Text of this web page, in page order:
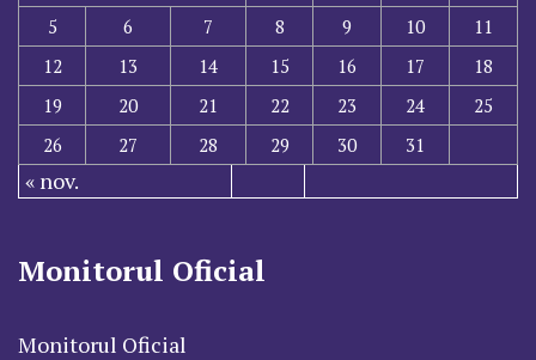
5
6 7 8 9 10
11
12
13 14 15 16 17
18
19
20 21 22 23 24
25
26
27 28 29 30 31
« nov.
Monitorul Oficial
Monitorul Oficial